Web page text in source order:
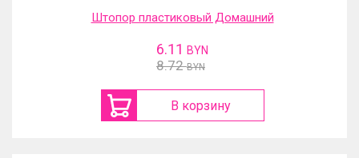
Штопор пластиковый Домашний
6.11 BYN
8.72 BYN
В корзину